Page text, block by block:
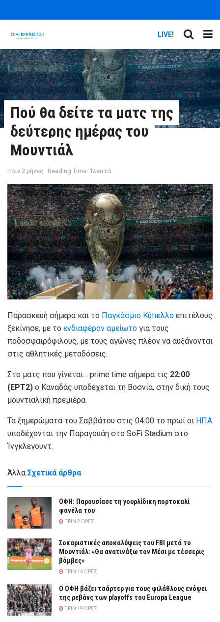
LIVE!
Πού θα δείτε τα ματς της
δεύτερης ημέρας του
Μουντιάλ
πριν 2 μήνες Reading Time: 1λεπτά
Παρασκευή σήμερα και το Παγκόσμιο Κύπελλο επιτέλους
ξεκίνησε, με το ενδιαφέρον αμείωτο για τους
ποδοσφαιρόφιλους, με τους αγώνες πλέον να αυξάνονται
στις αθλητικές μεταδόσεις.
Στο ματς που γίνεται… prime time σήμερα τις 22:00
(ΕΡΤ2) ο Καναδάς υποδέχεται τη Βοσνία, στην δική τους
μουντιαλική πρεμιέρα.
Τα ξημερώματα του Σαββάτου στις 04:00 το πρωί οι ΗΠΑ
υποδέχονται την Παραγουάη στο SoFi Stadium στο
Ίνγκλεγουντ.
Άλλα Σχετικά άρθρα
ΟΦΗ: Παρουσίασε τη γουρλίδικη πορτοκαλί
φανέλα του
ΠΡΙΝ 2 ΏΡΕΣ
Σοκαριστικές αποκαλύψεις του FBI μετά το
Μουντιάλ: «Θα ανατινάξω τον Μέσι με τέσσερις
βόμβες»
ΠΡΙΝ 16 ΏΡΕΣ
Ο ΟΦΗ βάζει τσάρτερ για τους φιλάθλους ενόψει
της ρεβάνς των playoffs του Europa League
ΠΡΙΝ 19 ΏΡΕΣ